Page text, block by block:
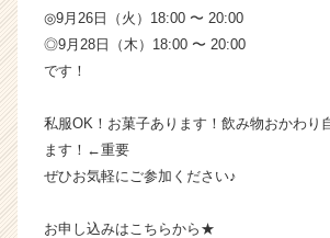
◎9月26日（火）18:00 〜 20:00
◎9月28日（木）18:00 〜 20:00
です！
私服OK！お菓子あります！飲み物おかわり
ます！←重要
ぜひお気軽にご参加ください♪
お申し込みはこちらから★